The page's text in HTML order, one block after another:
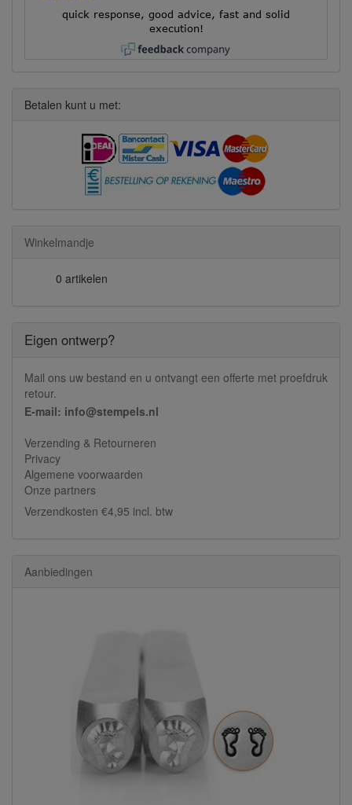
quick response, good advice, fast and solid
execution!
Betalen kunt u met:
Winkelmandje
0 artikelen
Eigen ontwerp?
Mail ons uw bestand en u ontvangt een offerte met proefdruk
retour.
E-mail: info@stempels.nl
Verzending & Retourneren
Privacy
Algemene voorwaarden
Onze partners
Verzendkosten €4,95 incl. btw
Aanbiedingen